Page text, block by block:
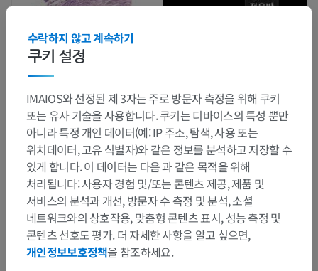
쿠키 설정
수락하지 않고 계속하기
IMAIOS와 선정된 제 3자는 주로 방문자 측정을 위해 쿠키
또는 유사 기술을 사용합니다. 쿠키는 디바이스의 특성 뿐만
아니라 특정 개인 데이터(예: IP 주소, 탐색, 사용 또는
위치데이터, 고유 식별자)와 같은 정보를 분석하고 저장할 수
있게 합니다. 이 데이터는 다음 과 같은 목적을 위해
처리됩니다: 사용자 경험 및/또는 콘텐츠 제공, 제품 및
서비스의 분석과 개선, 방문자 수 측정 및 분석, 소셜
네트워크와의 상호작용, 맞춤형 콘텐츠 표시, 성능 측정 및
콘텐츠 선호도 평가. 더 자세한 사항을 알고 싶으면,
개인정보보호정책을 참조하세요.